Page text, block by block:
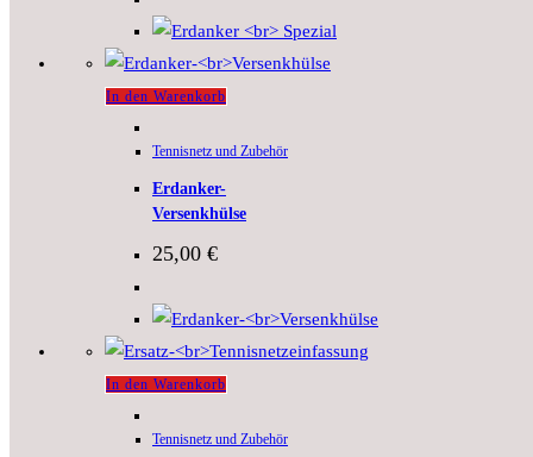
In den Warenkorb
Tennisnetz und Zubehör
Erdanker-
Versenkhülse
25,00 €
In den Warenkorb
Tennisnetz und Zubehör